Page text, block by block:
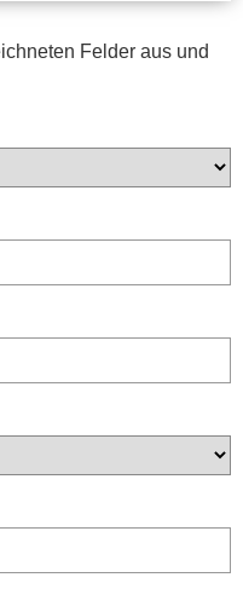
Felder aus und